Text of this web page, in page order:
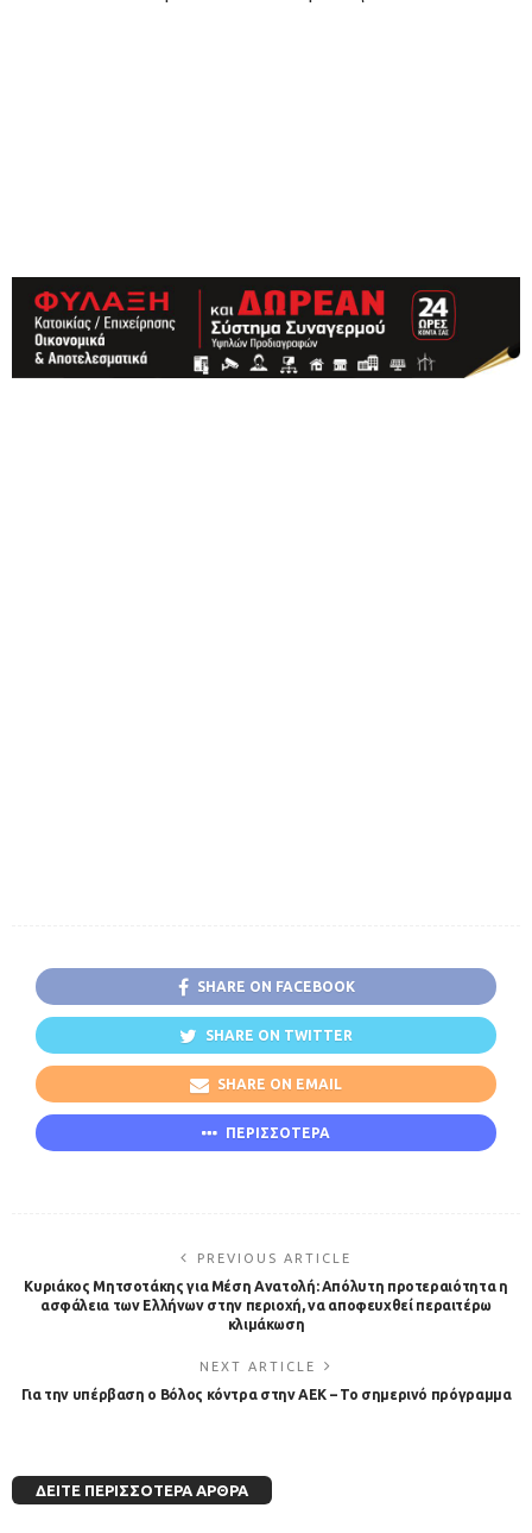
SHARE ON FACEBOOK
SHARE ON TWITTER
SHARE ON EMAIL
ΠΕΡΙΣΣΟΤΕΡΑ
PREVIOUS ARTICLE
Κυριάκος Μητσοτάκης για Μέση Ανατολή: Απόλυτη προτεραιότητα η
ασφάλεια των Ελλήνων στην περιοχή, να αποφευχθεί περαιτέρω
κλιμάκωση
NEXT ARTICLE
Για την υπέρβαση ο Βόλος κόντρα στην ΑΕΚ – Το σημερινό πρόγραμμα
ΔΕΊΤΕ ΠΕΡΙΣΣΌΤΕΡΑ ΆΡΘΡΑ